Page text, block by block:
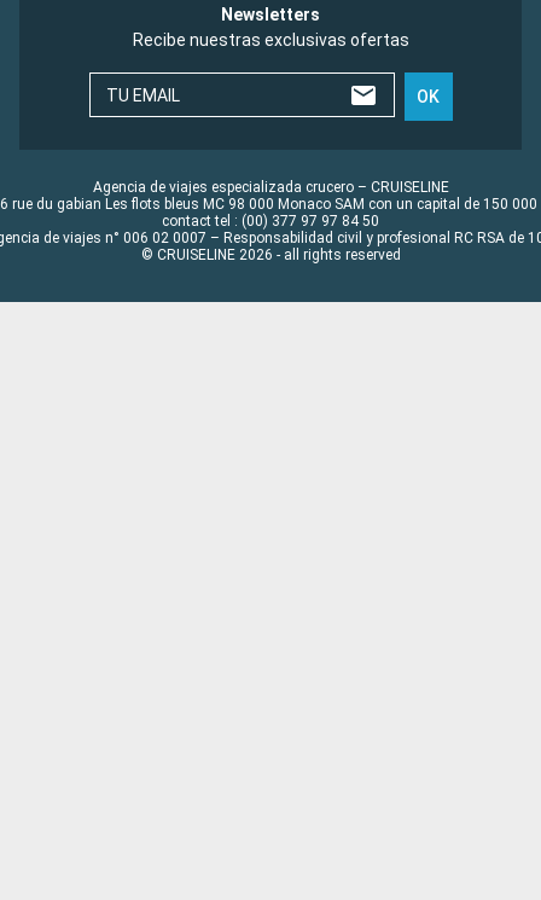
Newsletters
Recibe nuestras exclusivas ofertas
TU EMAIL OK
Agencia de viajes especializada crucero – CRUISELINE
rue du gabian Les flots bleus MC 98 000 Monaco SAM con un capital de 150 000
contact tel : (00) 377 97 97 84 50
de viajes n° 006 02 0007 – Responsabilidad civil y profesional RC RSA de
© CRUISELINE 2026 - all rights reserved